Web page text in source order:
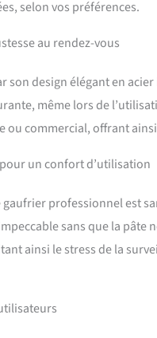
selon vos préférences.
au rendez-vous
son design élégant en
même lors de
ou commercial, offrant
un confort d’utilisation
gaufrier professionnel est
sans que la pâte
ainsi le stress de la